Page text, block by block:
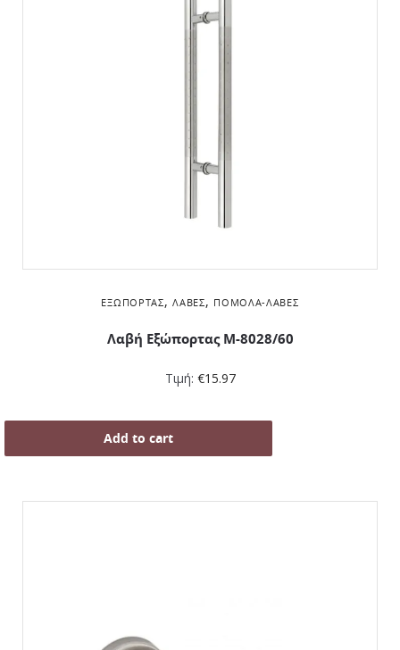
ΕΞΏΠΟΡΤΑΣ,ΛΑΒΈΣ, ΠΌΜΟΛΑ-ΛΑΒΈΣ
Λαβή Εξώπορτας M-8028/60
Τιμή: €15.97
Add to cart